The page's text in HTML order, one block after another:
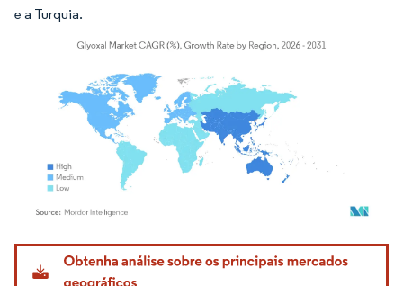
e a Turquia.
Imagem © Mordor Intelligence. O reuso requer atribuição conforme CC BY 4.0.